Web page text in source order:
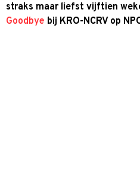
straks maar liefst vijftien
Goodbye bij KRO-NCRV op